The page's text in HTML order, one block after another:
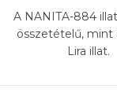
A NANITA-884
összetételű, mint
Lira illat.